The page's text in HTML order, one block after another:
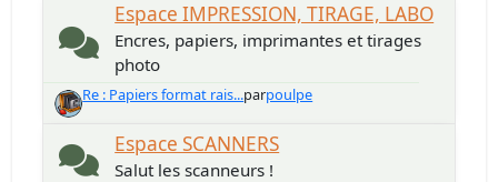
Espace IMPRESSION, TIRAGE, LABO
Encres, papiers, imprimantes et tirages
photo
Re : Papiers format rais...parpoulpe
Espace SCANNERS
Salut les scanneurs !